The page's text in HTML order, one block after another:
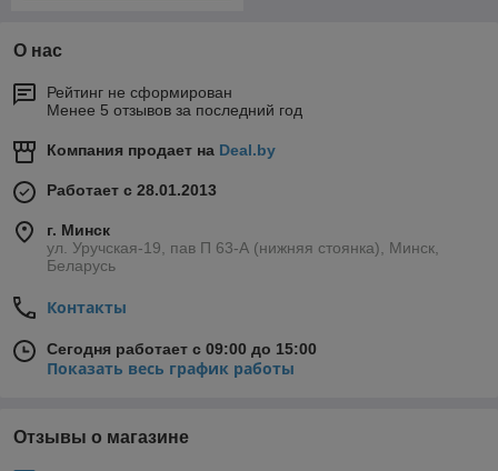
О нас
Рейтинг не сформирован
Менее 5 отзывов за последний год
Компания продает на Deal.by
Работает с 28.01.2013
г. Минск
ул. Уручская-19, пав П 63-А (нижняя стоянка), Минск,
Беларусь
Контакты
Сегодня работает с 09:00 до 15:00
Показать весь график работы
Отзывы о магазине